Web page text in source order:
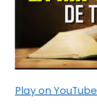
Play on YouTube